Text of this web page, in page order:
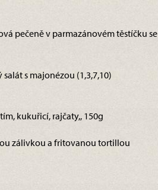
pečeně v parmazánovém těstíčku se
s majonézou (1,3,7,10)
kukuřicí, rajčaty,, 150g
zálivkou a fritovanou tortillou